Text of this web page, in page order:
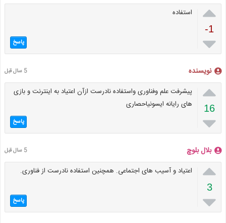

-1

استفاده
پاسخ
نویسنده 5 سال قبل

16

پیشرفت علم وفناوری واستفاده نادرست ازآن اعتیاد به اینترنت و بازی
های رایانه ایسونیاحصاری
پاسخ
بلال بلوچ 5 سال قبل

3

اعتیاد و آسیب های اجتماعی. همچنین استفاده نادرست از فناوری.
پاسخ